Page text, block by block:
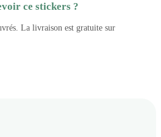
ce stickers ?
La livraison est gratuite sur